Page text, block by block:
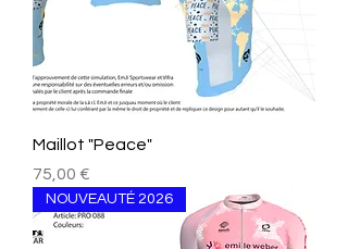
Maillot "Peace"
Prezzo
75,00 €
NOUVEAUTÉ 2026